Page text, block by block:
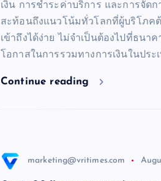
เงิน การชำระค่าบริการ และการจัด
สะท้อนถึงแนวโน้มทั่วโลกที่ผู้บริโภค
เข้าถึงได้ง่าย ไม่จำเป็นต้องไปที่ธนา
โอกาสในการรวมทางการเงินในประ
Continue reading
marketing@vritimes.com